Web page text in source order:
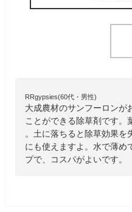
RRgypsies(60代・男性)
大成農材のサンフーロンが
ことができる除草剤です。
。土に落ちると除草効果を
にも使えますよ。水で薄め
プで、コスパがよいです。